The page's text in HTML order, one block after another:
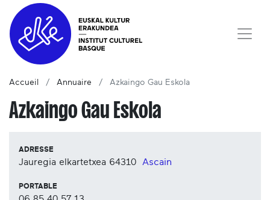
Accueil Annuaire Azkaingo Gau Eskola
Azkaingo Gau Eskola
ADRESSE
Jauregia elkartetxea 64310 Ascain
PORTABLE